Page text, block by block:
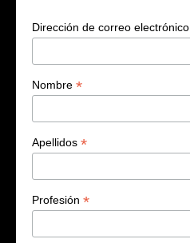
Dirección de correo electrónico
Nombre *
Apellidos *
Profesión *